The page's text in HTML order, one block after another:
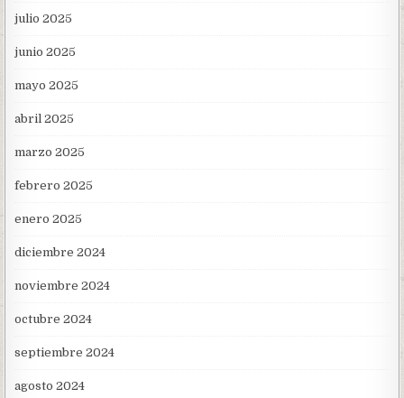
julio 2025
junio 2025
mayo 2025
abril 2025
marzo 2025
febrero 2025
enero 2025
diciembre 2024
noviembre 2024
octubre 2024
septiembre 2024
agosto 2024